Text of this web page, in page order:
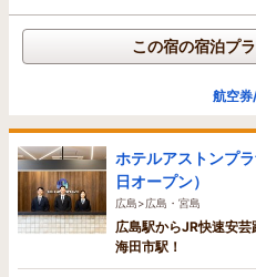
この宿の宿泊プ
航空
ホテルアストンプ
日オープン）
広島>広島・宮島
広島駅からJR快速安
海田市駅！